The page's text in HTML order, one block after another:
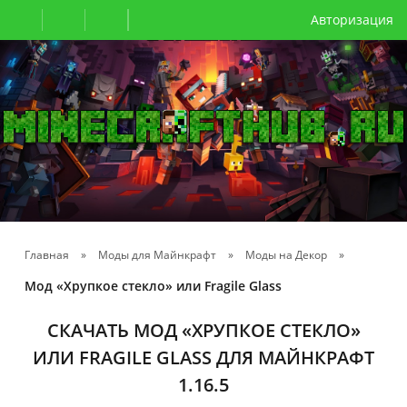
Авторизация
Главная » Моды для Майнкрафт » Моды на Декор »
Мод «Хрупкое стекло» или Fragile Glass
СКАЧАТЬ МОД «ХРУПКОЕ СТЕКЛО»
ИЛИ FRAGILE GLASS ДЛЯ МАЙНКРАФТ
1.16.5